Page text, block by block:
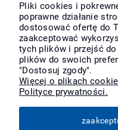
Pliki cookies i
poprawne działanie
dostosować ofertę do
zaakceptować
tych plików i przejść
plików do swoich
"Dostosuj zgody".
Więcej o plikach
Polityce prywatności.